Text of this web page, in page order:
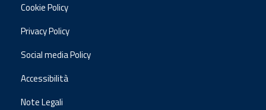
Cookie Policy
Privacy Policy
Social media Policy
Accessibilità
Note Legali